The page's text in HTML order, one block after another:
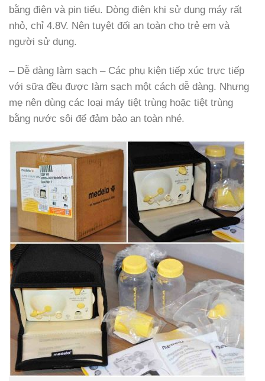
bằng điện và pin tiểu. Dòng điện khi sử dụng máy rất
nhỏ, chỉ 4.8V. Nên tuyệt đối an toàn cho trẻ em và
người sử dụng.
– Dễ dàng làm sạch – Các phụ kiện tiếp xúc trực tiếp
với sữa đều được làm sạch một cách dễ dàng. Nhưng
mẹ nên dùng các loại máy tiệt trùng hoặc tiệt trùng
bằng nước sôi để đảm bảo an toàn nhé.